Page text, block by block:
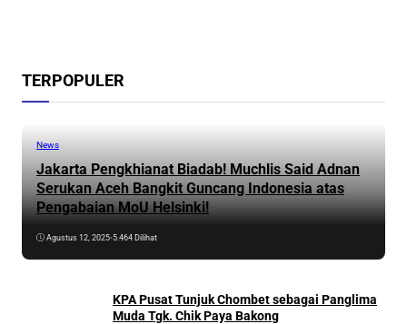
TERPOPULER
News
Jakarta Pengkhianat Biadab! Muchlis Said Adnan
Serukan Aceh Bangkit Guncang Indonesia atas
Pengabaian MoU Helsinki!
Agustus 12, 2025•5.464 Dilihat
KPA Pusat Tunjuk Chombet sebagai Panglima
Muda Tgk. Chik Paya Bakong